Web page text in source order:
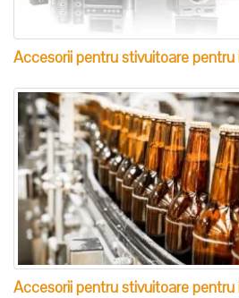
Accesorii pentru stivuitoare
Accesorii pentru stivuitoare